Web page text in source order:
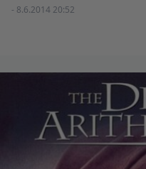
- 8.6.2014 20:52